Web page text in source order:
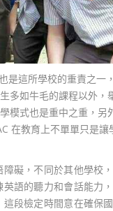
是這所學校的重責之一
多如牛毛的課程以外，
模式也是重中之重，另
在教育上不單單只是
礙，不同於其他學校
語的聽力和會話能力
段檢定時間意在確保